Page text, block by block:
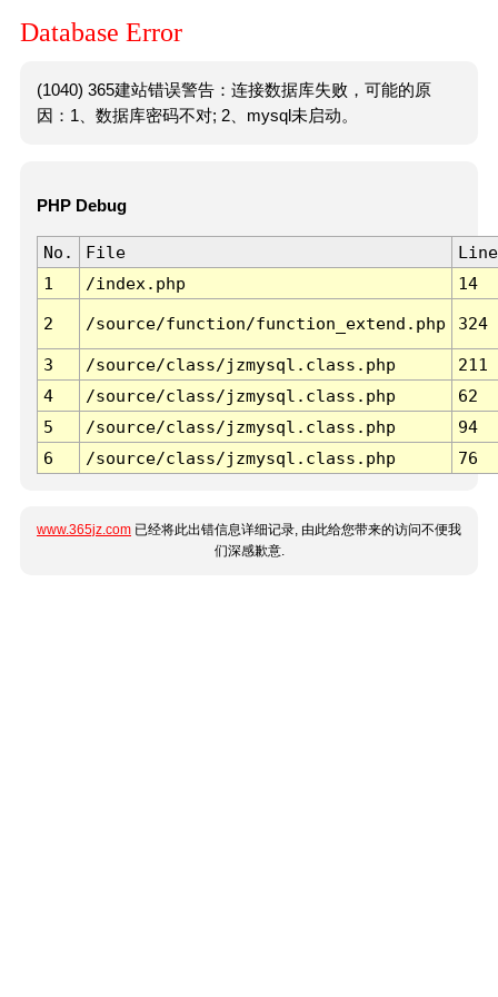
Database Error
(1040) 365建站错误警告：连接数据库失败，可能的原
因：1、数据库密码不对; 2、mysql未启动。
PHP Debug
No. File
Line
1
/index.php 14
2 /source/function/function_extend.php 324
3 /source/class/jzmysql.class.php
211
4
/source/class/jzmysql.class.php
62
5
/source/class/jzmysql.class.php
94
6
/source/class/jzmysql.class.php 76
www.365jz.com 已经将此出错信息详细记录, 由此给您带来的访问不便我
们深感歉意.